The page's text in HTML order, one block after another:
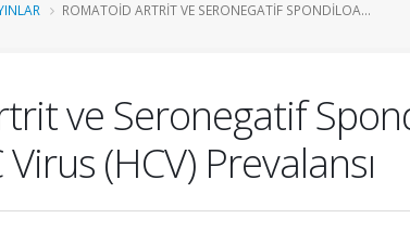
ROMATOID ARTRIT VE SERONEGATIF SPONDILOA...
ve Seronegatif
(HCV) Prevalansı